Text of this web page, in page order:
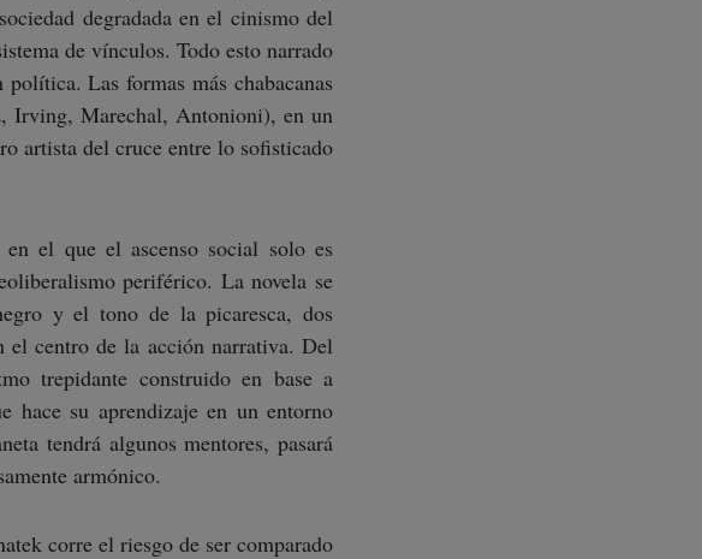
degradada en el cinismo del
de vínculos. Todo esto narrado
Las formas más chabacanas
Irving, Marechal, Antonioni), en un
artista del cruce entre lo sofisticado
en el que el ascenso social solo es
periférico. La novela se
y el tono de la picaresca, dos
el centro de la acción narrativa. Del
trepidante construido en base a
hace su aprendizaje en un entorno
tendrá algunos mentores, pasará
armónico.
corre el riesgo de ser comparado